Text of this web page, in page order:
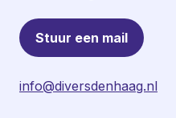
Stuur een mail
info@diversdenhaag.nl